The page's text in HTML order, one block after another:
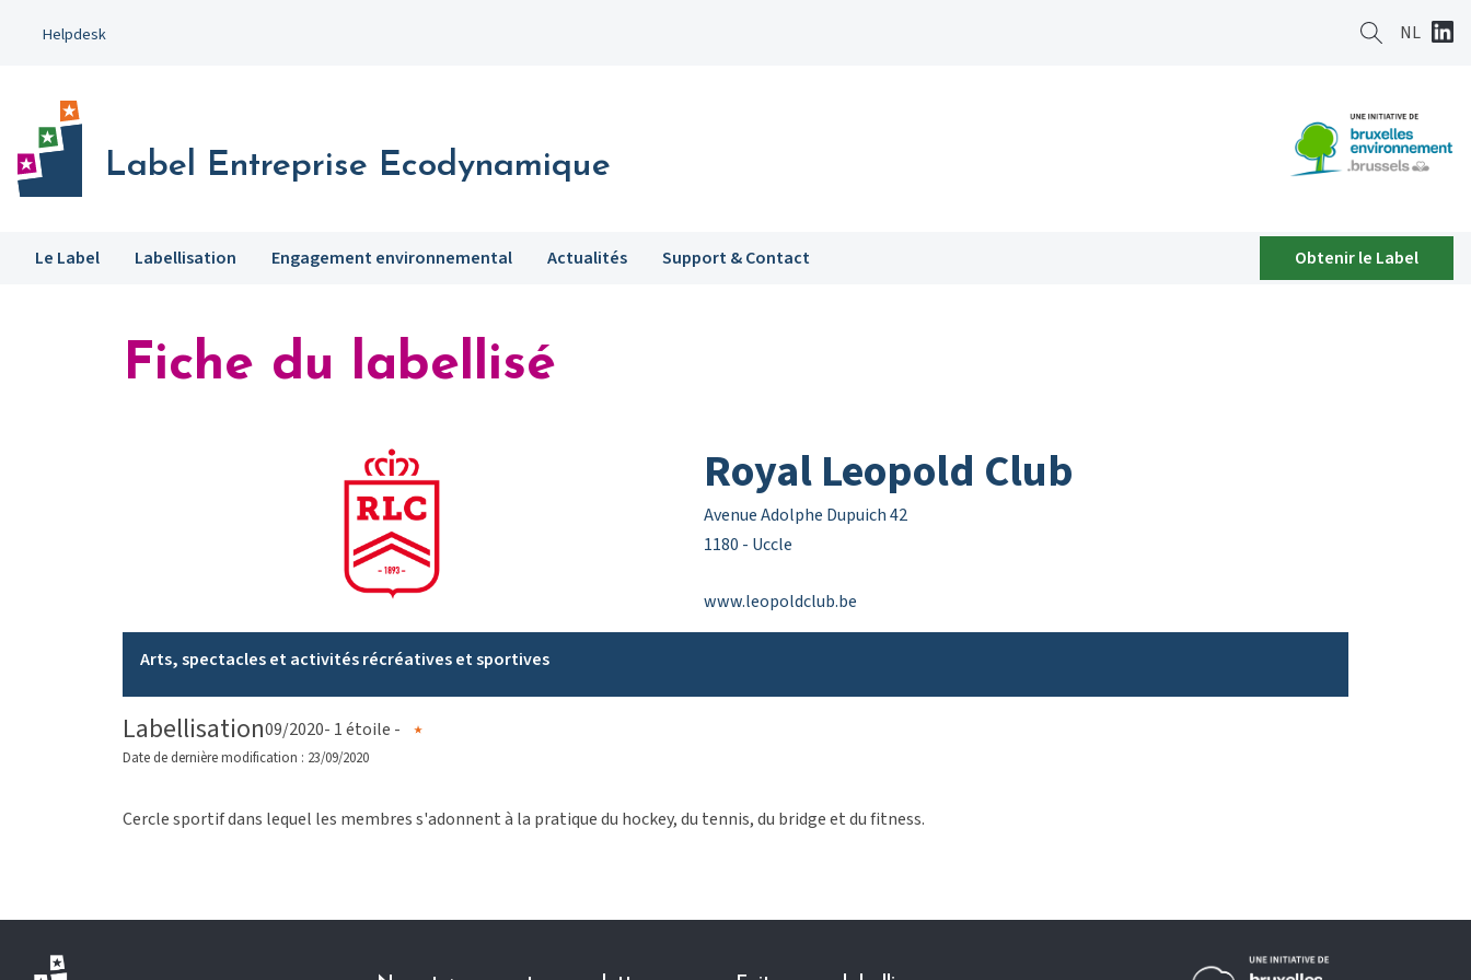
Helpdesk NL
Label Entreprise Ecodynamique
Le Label Labellisation Engagement environnemental Actualités Support & Contact Obtenir le Label
Fiche du labellisé
Royal Leopold Club
Avenue Adolphe Dupuich 42
1180 - Uccle
www.leopoldclub.be
Arts, spectacles et activités récréatives et sportives
Labellisation09/2020- 1 étoile -
Date de dernière modification : 23/09/2020
Cercle sportif dans lequel les membres s'adonnent à la pratique du hockey, du tennis, du bridge et du fitness.